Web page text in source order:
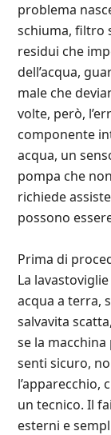
problema
schiuma, filtro
residui che
dell’acqua,
male che
volte, però,
componente
acqua, un
pompa che
richiede
possono
Prima di
La
acqua a terra,
salvavita
se la
senti sicuro,
l’apparecchio,
un tecnico. Il
esterni e